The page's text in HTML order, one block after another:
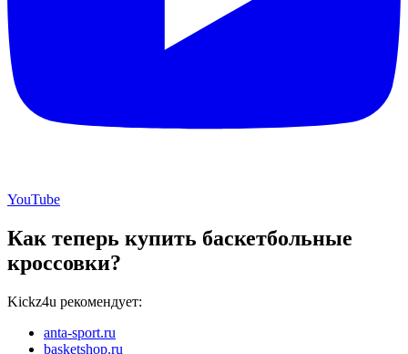
YouTube
Как теперь купить баскетбольные
кроссовки?
Kickz4u рекомендует:
anta-sport.ru
basketshop.ru